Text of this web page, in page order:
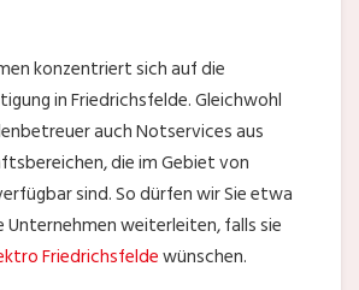
konzentriert sich auf die
in Friedrichsfelde. Gleichwohl
auch Notservices aus
die im Gebiet von
sind. So dürfen wir Sie etwa
Unternehmen weiterleiten, falls sie
Friedrichsfeldewünschen.